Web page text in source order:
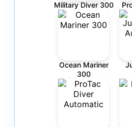
Military Diver 300
Ocean Mariner
300